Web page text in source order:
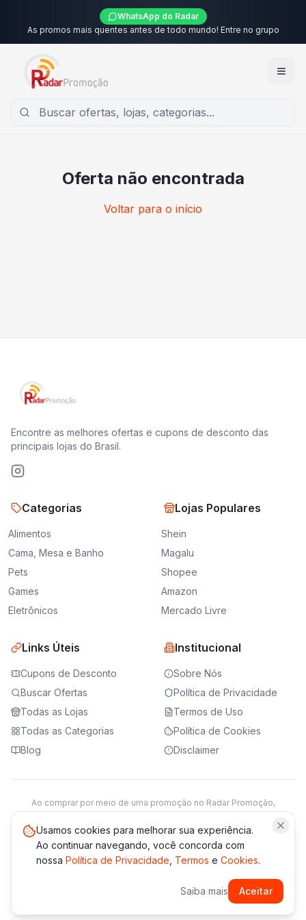
WhatsApp do Radar
As promos mais quentes antes de todo mundo! Entre no grupo
Oferta não encontrada
Voltar para o início
Encontre as melhores ofertas e cupons de desconto das
principais lojas do Brasil.
Categorias
Alimentos
Cama, Mesa e Banho
Pets
Games
Eletrônicos
Lojas Populares
Shein
Magalu
Shopee
Amazon
Mercado Livre
Links Úteis
Cupons de Desconto
Buscar Ofertas
Todas as Lojas
Todas as Categorias
Blog
Institucional
Sobre Nós
Política de Privacidade
Termos de Uso
Política de Cookies
Disclaimer
Ao comprar por meio de uma promoção no Radar Promoção,
Saiba mais
*Os preços e disponibilidade podem variar. Verifique sempre
Usamos cookies para melhorar sua experiência.
Ao continuar navegando, você concorda com
nossa Política de Privacidade Termos e Cookies.
Saiba mais Aceitar